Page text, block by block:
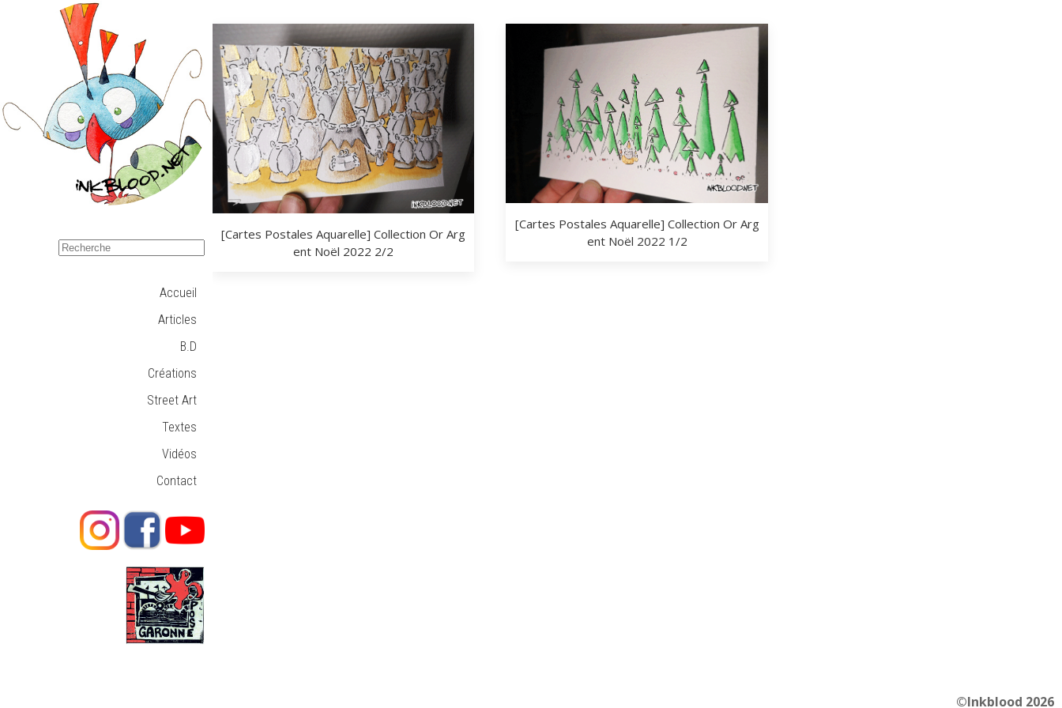
Accueil
Articles
B.D
Créations
Street Art
Textes
Vidéos
Contact
[Cartes Postales Aquarelle] Collection Or Arg
ent Noël 2022 2/2
[Cartes Postales Aquarelle] Collection Or Arg
ent Noël 2022 1/2
©Inkblood 2026